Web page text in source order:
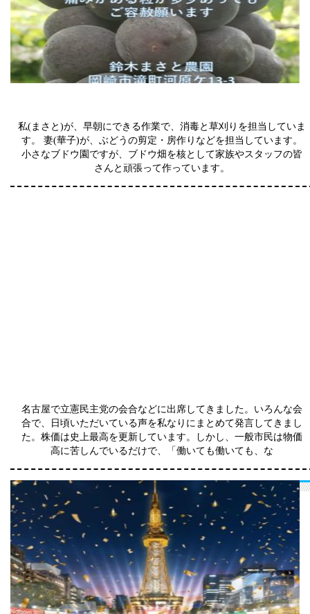
私(まさと)が、早朝にできる作業で、消毒と草刈りを担当していま
す。 妻(華子)が、ぶどうの剪定・房作りなどを担当しています。
小さなブドウ園ですが、ブドウ畑を核として家族やスタッフの皆
さんと頑張って作っています。
名古屋で立憲民主党の会合などに出席してきました。いろんな会
合で、日頃いただいている声を私なりにまとめて発言してきまし
た。株価は史上最高を更新しています。しかし、一般市民は物価
高に苦しんでいるだけで、「働いても働いても、な